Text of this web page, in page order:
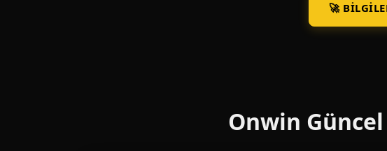
🚀
Onwin Güncel